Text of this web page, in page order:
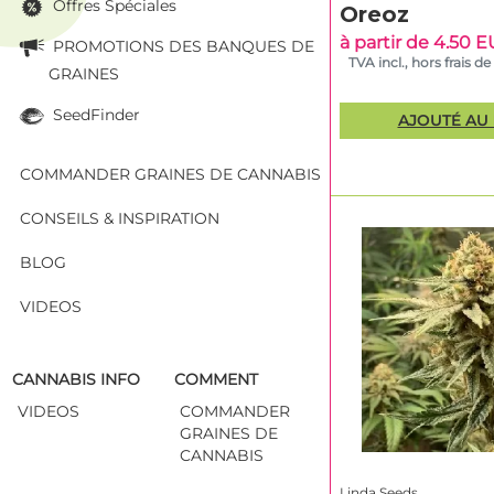
Avantages
Équipe de
Sélection
Catalogue
Prix attractifs
Voici une
en version
leur potentiel de
Variété
Lemon Cherry
Gelato – Linda
Seeds
White Truffle –
Oreoz
à partir de 4.50
TVA incl., hors frais
AJOUTÉ AU
Offres Spéciales
PROMOTIONS DES BANQUES DE
GRAINES
SeedFinder
COMMANDER GRAINES DE CANNABIS
CONSEILS & INSPIRATION
BLOG
VIDEOS
CANNABIS INFO
VIDEOS
COMMENT
COMMANDER
GRAINES DE
CANNABIS